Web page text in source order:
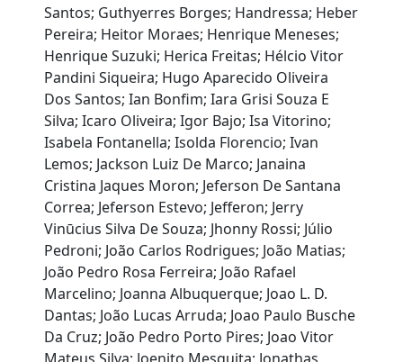
Santos; Guthyerres Borges; Handressa; Heber
Pereira; Heitor Moraes; Henrique Meneses;
Henrique Suzuki; Herica Freitas; Hélcio Vitor
Pandini Siqueira; Hugo Aparecido Oliveira
Dos Santos; Ian Bonfim; Iara Grisi Souza E
Silva; Icaro Oliveira; Igor Bajo; Isa Vitorino;
Isabela Fontanella; Isolda Florencio; Ivan
Lemos; Jackson Luiz De Marco; Janaina
Cristina Jaques Moron; Jeferson De Santana
Correa; Jeferson Estevo; Jefferon; Jerry
Vinūcius Silva De Souza; Jhonny Rossi; Júlio
Pedroni; João Carlos Rodrigues; João Matias;
João Pedro Rosa Ferreira; João Rafael
Marcelino; Joanna Albuquerque; Joao L. D.
Dantas; João Lucas Arruda; Joao Paulo Busche
Da Cruz; João Pedro Porto Pires; Joao Vitor